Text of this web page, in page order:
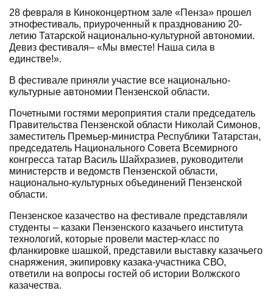
28 февраля в Киноконцертном зале «Пенза» прошел
этнофестиваль, приуроченный к празднованию 20-
летию Татарской национально-культурной автономии.
Девиз фестиваля– «Мы вместе! Наша сила в
единстве!».
В фестивале приняли участие все национально-
культурные автономии Пензенской области.
Почетными гостями мероприятия стали председатель
Правительства Пензенской области Николай Симонов,
заместитель Премьер-министра Республики Татарстан,
председатель Национального Совета Всемирного
конгресса татар Василь Шайхразиев, руководители
министерств и ведомств Пензенской области,
национально-культурных объединений Пензенской
области.
Пензенское казачество на фестивале представляли
студенты – казаки Пензенского казачьего института
технологий, которые провели мастер-класс по
фланкировке шашкой, представили выставку казачьего
снаряжения, экипировку казака-участника СВО,
ответили на вопросы гостей об истории Волжского
казачества.